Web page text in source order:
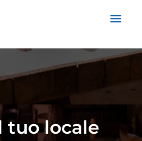
tuo locale